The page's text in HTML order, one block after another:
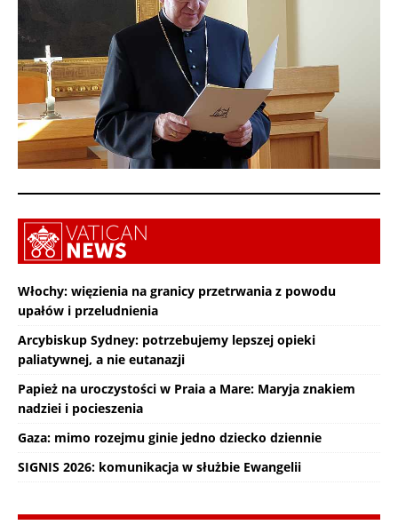
Włochy: więzienia na granicy przetrwania z powodu
upałów i przeludnienia
Arcybiskup Sydney: potrzebujemy lepszej opieki
paliatywnej, a nie eutanazji
Papież na uroczystości w Praia a Mare: Maryja znakiem
nadziei i pocieszenia
Gaza: mimo rozejmu ginie jedno dziecko dziennie
SIGNIS 2026: komunikacja w służbie Ewangelii